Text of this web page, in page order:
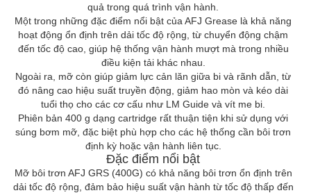
quả trong quá trình vận hành.
Một trong những đặc điểm nổi bật của AFJ Grease là khả năng
hoạt động ổn định trên dải tốc độ rộng, từ chuyển động chậm
đến tốc độ cao, giúp hệ thống vận hành mượt mà trong nhiều
điều kiện tải khác nhau.
Ngoài ra, mỡ còn giúp giảm lực cản lăn giữa bi và rãnh dẫn, từ
đó nâng cao hiệu suất truyền động, giảm hao mòn và kéo dài
tuổi thọ cho các cơ cấu như LM Guide và vít me bi.
Phiên bản 400 g dạng cartridge rất thuận tiện khi sử dụng với
súng bơm mỡ, đặc biệt phù hợp cho các hệ thống cần bôi trơn
định kỳ hoặc vận hành liên tục.
Đặc điểm nổi bật
Mỡ bôi trơn AFJ GRS (400G) có khả năng bôi trơn ổn định trên
dải tốc độ rộng, đảm bảo hiệu suất vận hành từ tốc độ thấp đến